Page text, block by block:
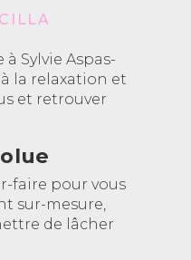
Sylvie Aspas-
la relaxation et
et retrouver
faire pour vous
sur-mesure,
de lâcher